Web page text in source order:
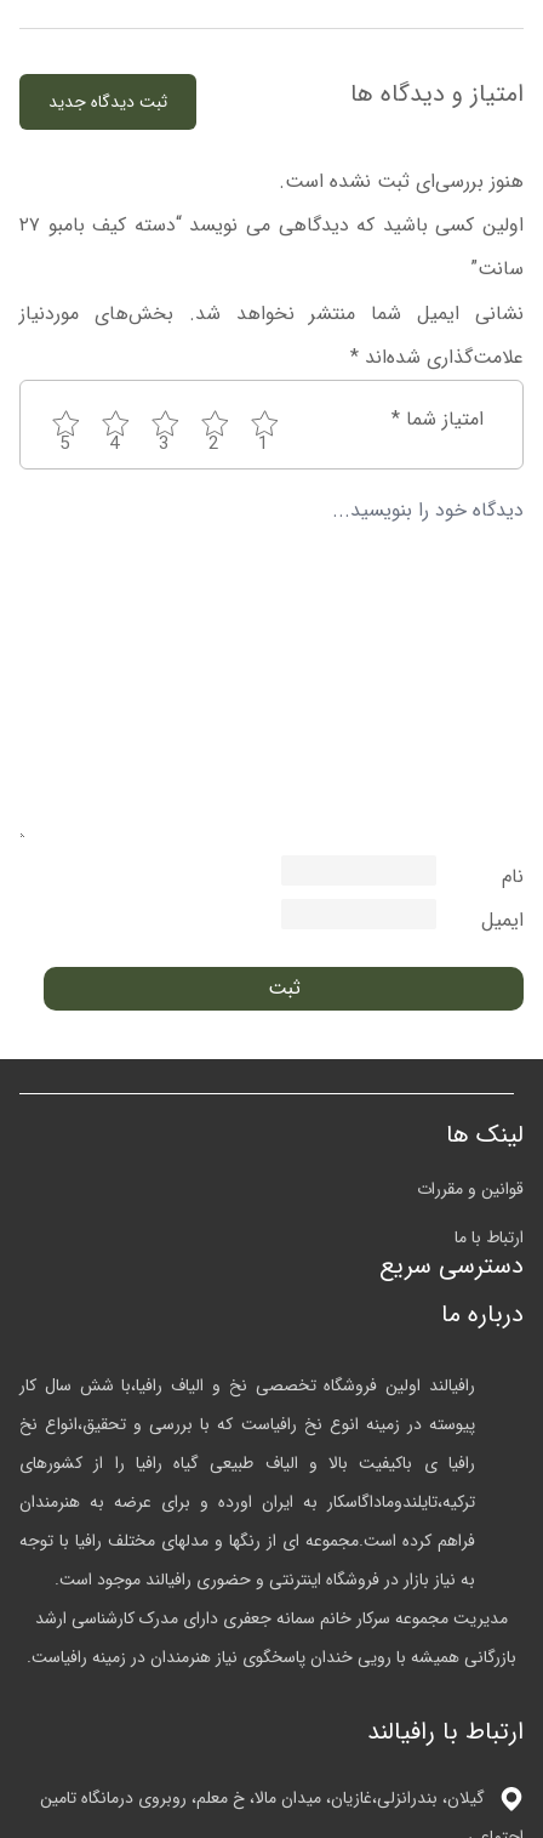
امتیاز و دیدگاه ها ثبت دیدگاه جدید
هنوز بررسی‌ای ثبت نشده است.
اولین کسی باشید که دیدگاهی می نویسد “دسته کیف بامبو ۲۷
سانت”
نشانی ایمیل شما منتشر نخواهد شد. بخش‌های موردنیاز
علامت‌گذاری شده‌اند *
امتیاز شما *
1
2
3
4
5
نام
ایمیل
لینک ها
قوانین و مقررات
ارتباط با ما
دسترسی سریع
درباره ما
رافیالند اولین فروشگاه تخصصی نخ و الیاف رافیا،با شش سال کار
پیوسته در زمینه انوع نخ رافیاست که با بررسی و تحقیق،انواع نخ
رافیا ی باکیفیت بالا و الیاف طبیعی گیاه رافیا را از کشورهای
ترکیه،تایلندوماداگاسکار به ایران اورده و برای عرضه به هنرمندان
فراهم کرده است.مجموعه ای از رنگها و مدلهای مختلف رافیا با توجه
به نیاز بازار در فروشگاه اینترنتی و حضوری رافیالند موجود است.
مدیریت مجموعه سرکار خانم سمانه جعفری دارای مدرک کارشناسی ارشد
بازرگانی همیشه با رویی خندان پاسخگوی نیاز هنرمندان در زمینه رافیاست.
ارتباط با رافیالند
گیلان، بندرانزلی،غازیان، میدان مالا، خ معلم، روبروی درمانگاه تامین